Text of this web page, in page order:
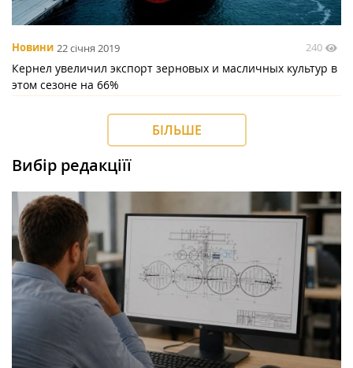
Новини 22 січня 2019 240
Кернел увеличил экспорт зерновых и масличных культур в
этом сезоне на 66%
БІЛЬШЕ
Вибір редакціїї